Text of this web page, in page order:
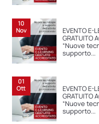
10
Nov
EVENTO E-
GRATUITO
“Nuove
supporto...
01
Ott
EVENTO E-
GRATUITO
“Nuove
supporto...